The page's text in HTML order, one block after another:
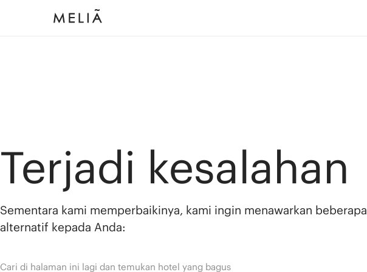
Terjadi kesalahan
Sementara kami memperbaikinya, kami ingin menawarkan beberapa
alternatif kepada Anda:
Cari di halaman ini lagi dan temukan hotel yang bagus